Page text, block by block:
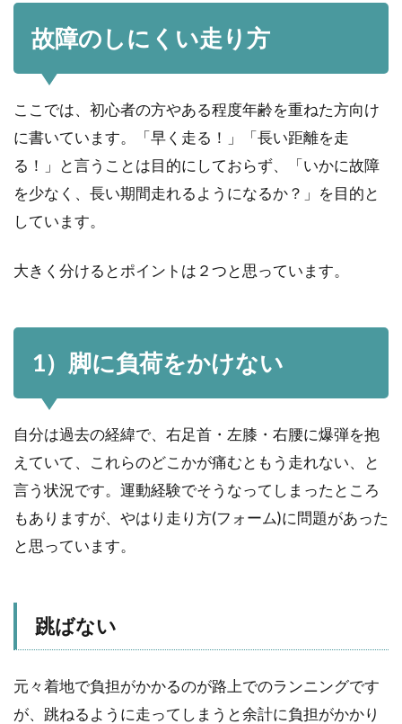
故障のしにくい走り方
ここでは、初心者の方やある程度年齢を重ねた方向け
に書いています。「早く走る！」「長い距離を走
る！」と言うことは目的にしておらず、「いかに故障
を少なく、長い期間走れるようになるか？」を目的と
しています。
大きく分けるとポイントは２つと思っています。
1）脚に負荷をかけない
自分は過去の経緯で、右足首・左膝・右腰に爆弾を抱
えていて、これらのどこかが痛むともう走れない、と
言う状況です。運動経験でそうなってしまったところ
もありますが、やはり走り方(フォーム)に問題があった
と思っています。
跳ばない
元々着地で負担がかかるのが路上でのランニングです
が、跳ねるように走ってしまうと余計に負担がかかり